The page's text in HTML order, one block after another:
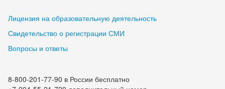
Лицензия на образовательную деятельность
Свидетельство о регистрации СМИ
Вопросы и ответы
8-800-201-77-90 в России бесплатно